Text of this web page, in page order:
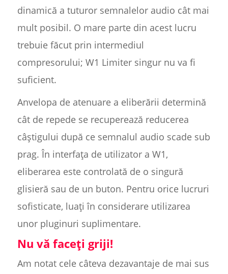
dinamică a tuturor semnalelor audio cât mai
mult posibil. O mare parte din acest lucru
trebuie făcut prin intermediul
compresorului; W1 Limiter singur nu va fi
suficient.
Anvelopa de atenuare a eliberării determină
cât de repede se recuperează reducerea
câștigului după ce semnalul audio scade sub
prag. În interfața de utilizator a W1,
eliberarea este controlată de o singură
glisieră sau de un buton. Pentru orice lucruri
sofisticate, luați în considerare utilizarea
unor pluginuri suplimentare.
Nu vă faceți griji!
Am notat cele câteva dezavantaje de mai sus